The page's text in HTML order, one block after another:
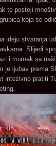
te postoji
koja se
ideju stvaranja
Slijedi
i momak sa
je ljubav prema
intezivno pratiti